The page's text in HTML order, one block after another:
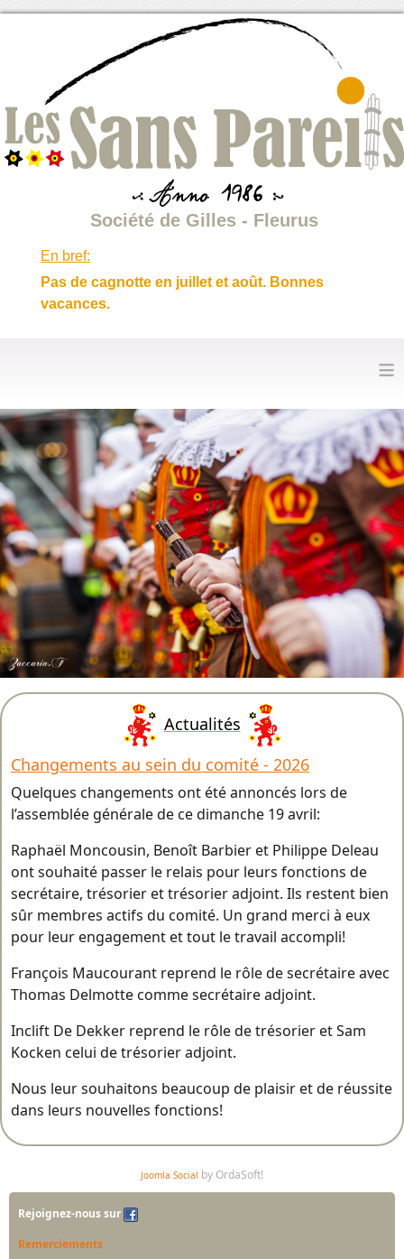
Société de Gilles - Fleurus
En bref:
Pas de cagnotte en juillet et août. Bonnes
vacances.
≡
Actualités
Changements au sein du comité - 2026
Quelques changements ont été annoncés lors de
l’assemblée générale de ce dimanche 19 avril:
Raphaël Moncousin, Benoît Barbier et Philippe Deleau
ont souhaité passer le relais pour leurs fonctions de
secrétaire, trésorier et trésorier adjoint. Ils restent bien
sûr membres actifs du comité. Un grand merci à eux
pour leur engagement et tout le travail accompli!
François Maucourant reprend le rôle de secrétaire avec
Thomas Delmotte comme secrétaire adjoint.
Inclift De Dekker reprend le rôle de trésorier et Sam
Kocken celui de trésorier adjoint.
Nous leur souhaitons beaucoup de plaisir et de réussite
dans leurs nouvelles fonctions!
Joomla Social by OrdaSoft!
Rejoignez-nous sur
Remerciements